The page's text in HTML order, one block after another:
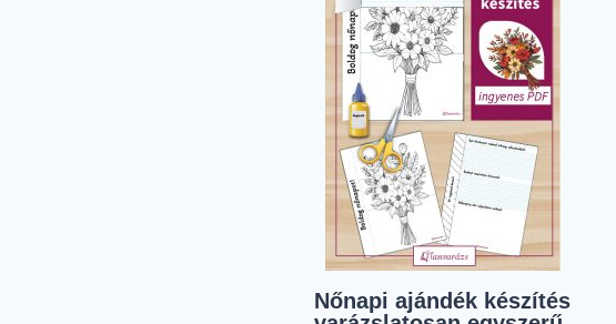
IZGALMAS
GYAKORLÁS
Nőnapi ajándék készítés